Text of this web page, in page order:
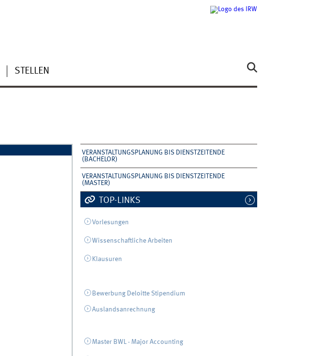
STELLEN
VERANSTALTUNGSPLANUNG BIS DIENSTZEITENDE
(BACHELOR)
VERANSTALTUNGSPLANUNG BIS DIENSTZEITENDE
(MASTER)
TOP-LINKS
Vorlesungen
Wissenschaftliche Arbeiten
Klausuren
Bewerbung Deloitte Stipendium
Auslandsanrechnung
Master BWL - Major Accounting